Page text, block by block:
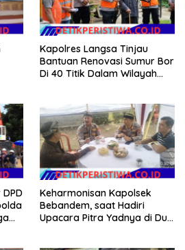
Kapolres Langsa Tinjau
Bantuan Renovasi Sumur Bor
Di 40 Titik Dalam Wilayah
Keharmonisan Kapolsek
Bebandem, saat Hadiri
Upacara Pitra Yadnya di Dua